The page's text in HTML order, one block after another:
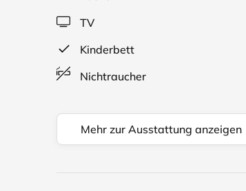
TV
Kinderbett
Nichtraucher
Mehr zur Ausstattung anzeigen